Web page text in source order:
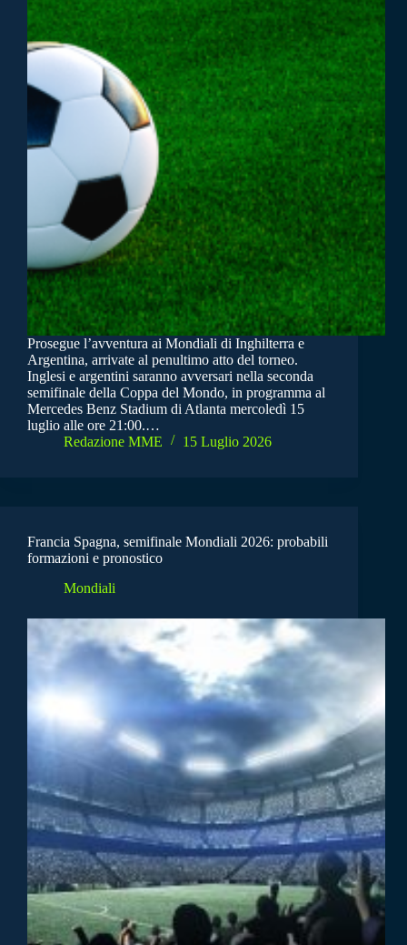
Prosegue l’avventura ai Mondiali di Inghilterra e
Argentina, arrivate al penultimo atto del torneo.
Inglesi e argentini saranno avversari nella seconda
semifinale della Coppa del Mondo, in programma al
Mercedes Benz Stadium di Atlanta mercoledì 15
luglio alle ore 21:00.…
Redazione MME
15 Luglio 2026
Francia Spagna, semifinale Mondiali 2026: probabili
formazioni e pronostico
Mondiali